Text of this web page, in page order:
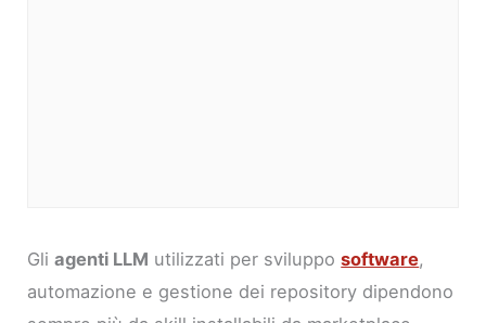
Gliagenti LLM utilizzati per svilupposoftware,
automazione e gestione dei repository dipendono